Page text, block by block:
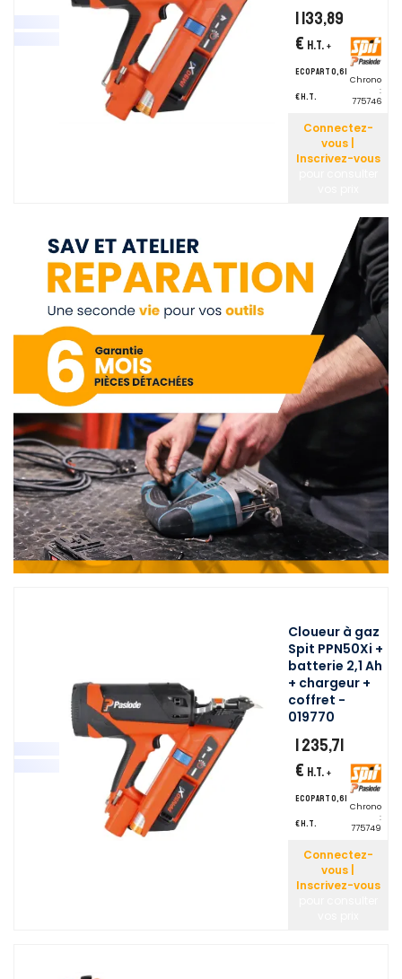
1 133,89
€ H.T. +
ecopart 0,61
€ H.T.
Chrono
:
775746
Connectez-
vous |
Inscrivez-vous
Cloueur à gaz
Spit PPN50Xi +
batterie 2,1 Ah
+ chargeur +
coffret -
019770
1 235,71
€ H.T. +
ecopart 0,61
€ H.T.
Chrono
:
775749
Connectez-
vous |
Inscrivez-vous